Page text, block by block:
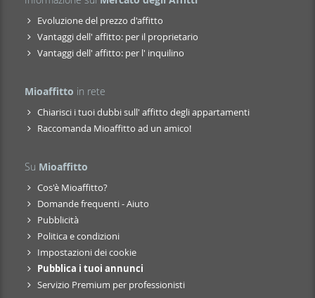
Evoluzione del prezzo d'affitto
Vantaggi dell' affitto: per il proprietario
Vantaggi dell' affitto: per l' inquilino
Mioaffitto in rete
Chiarisci i tuoi dubbi sull' affitto degli appartamenti
Raccomanda Mioaffitto ad un amico!
Su Mioaffitto
Cos'è Mioaffitto?
Domande frequenti - Aiuto
Pubblicità
Politica e condizioni
Impostazioni dei cookie
Pubblica i tuoi annunci
Servizio Premium per professionisti